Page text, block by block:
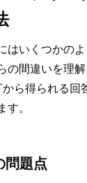
はいくつかの
の間違いを理
ら得られる回
す。
問題点